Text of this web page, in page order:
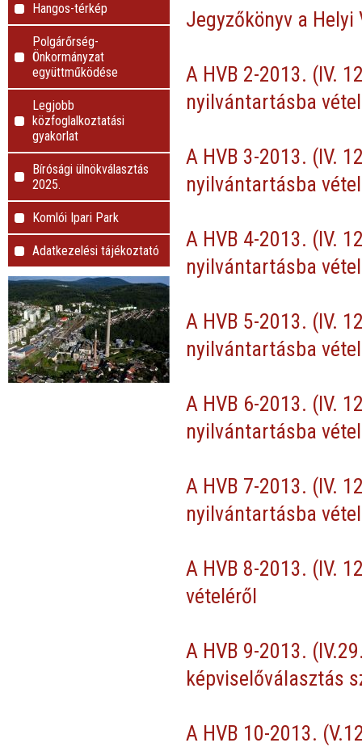
Hangos-térkép
Polgárőrség-
Önkormányzat
együttműködése
Legjobb
közfoglalkoztatási
gyakorlat
Bírósági ülnökválasztás
2025.
Komlói Ipari Park
Adatkezelési tájékoztató
Jegyzőkönyv a
A HVB 2-2013. (IV.
nyilvántartásba
A HVB 3-2013. (IV.
nyilvántartásba
A HVB 4-2013. (IV.
nyilvántartásba
A HVB 5-2013. (IV.
nyilvántartásba
A HVB 6-2013. (IV.
nyilvántartásba
A HVB 7-2013. (IV.
nyilvántartásba
A HVB 8-2013. (IV.
vételéről
A HVB 9-2013.
képviselőválasztás
A HVB 10-2013.